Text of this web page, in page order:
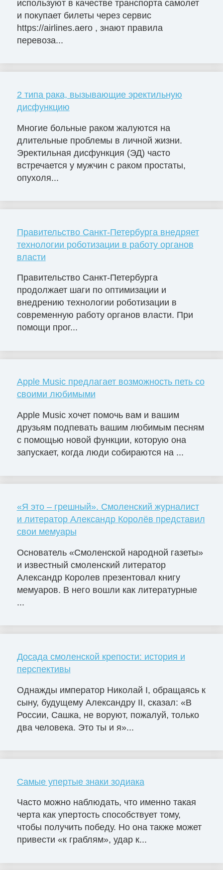
используют в качестве транспорта самолет
и покупает билеты через сервис
https://airlines.aero , знают правила
перевоза...
2 типа рака, вызывающие эректильную
дисфункцию
Многие больные раком жалуются на
длительные проблемы в личной жизни.
Эректильная дисфункция (ЭД) часто
встречается у мужчин с раком простаты,
опухоля...
Правительство Санкт-Петербурга внедряет
технологии роботизации в работу органов
власти
Правительство Санкт-Петербурга
продолжает шаги по оптимизации и
внедрению технологии роботизации в
современную работу органов власти. При
помощи прог...
Apple Music предлагает возможность петь со
своими любимыми
Apple Music хочет помочь вам и вашим
друзьям подпевать вашим любимым песням
с помощью новой функции, которую она
запускает, когда люди собираются на ...
«Я это – грешный». Смоленский журналист
и литератор Александр Королёв представил
свои мемуары
Основатель «Смоленской народной газеты»
и известный смоленский литератор
Александр Королев презентовал книгу
мемуаров. В него вошли как литературные
...
Досада смоленской крепости: история и
перспективы
Однажды император Николай I, обращаясь к
сыну, будущему Александру II, сказал: «В
России, Сашка, не воруют, пожалуй, только
два человека. Это ты и я»...
Самые упертые знаки зодиака
Часто можно наблюдать, что именно такая
черта как упертость способствует тому,
чтобы получить победу. Но она также может
привести «к граблям», удар к...